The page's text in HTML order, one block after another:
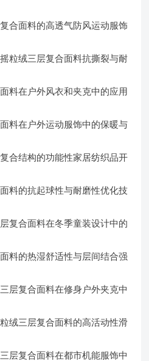
合面料的高透气防风运动服饰
粒绒三层复合面料抗撕裂与耐
料在户外风衣和夹克中的应用
料在户外运动服饰中的保暖与
合结构的功能性家居纺织品开
料的抗起球性与耐磨性优化技
复合面料在冬季童装设计中的
料的热湿舒适性与层间结合强
层复合面料在修身户外夹克中
绒三层复合面料的高活动性滑
层复合面料在都市机能服饰中